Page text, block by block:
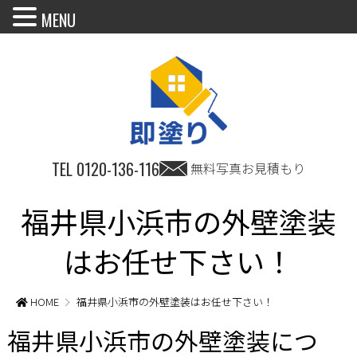
TEL 0120-136-116 無料写真お見積もり
福井県小浜市の外壁塗装
はお任せ下さい！
HOME 福井県小浜市の外壁塗装はお任せ下さい！
福井県小浜市の外壁塗装につ
MENU